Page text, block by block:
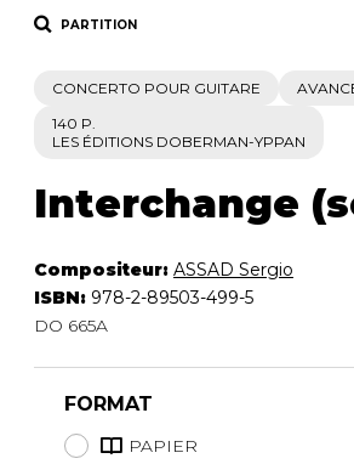
PARTITION
CONCERTO POUR GUITARE
140 P.
LES ÉDITIONS DOBERMAN-YPPAN
Interchange
Compositeur: ASSAD Sergio
ISBN: 978-2-89503-499-5
DO 665A
FORMAT
PAPIER